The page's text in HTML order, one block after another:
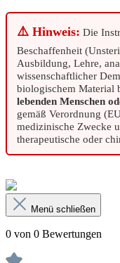
⚠️ Hinweis: Die
Beschaffenheit
Ausbildung, Lehre,
wissenschaftlicher
biologischem Material
lebenden Menschen
gemäß Verordnung
medizinische Zwecke
therapeutische oder
Menü schließen
0 von 0 Bewertungen